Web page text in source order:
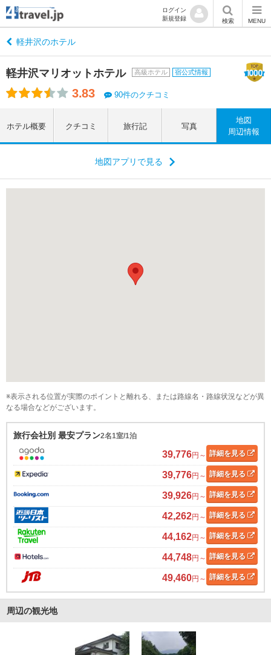
ログイン
新規登録
検索 MENU
軽井沢のホテル
軽井沢マリオットホテル 高級ホテル 宿公式情報
3.83 90件のクチコミ
ホテル概要 クチコミ 旅行記 写真
地図
周辺情報
地図アプリで見る
※表示される位置が実際のポイントと離れる、または路線名・路線状況などが異
なる場合などがございます。
旅行会社別 最安プラン2名1室/1泊
39,776円～ 詳細を見る
39,776円～ 詳細を見る
39,926円～ 詳細を見る
42,262円～ 詳細を見る
44,162円～ 詳細を見る
44,748円～ 詳細を見る
49,460円～ 詳細を見る
周辺の観光地